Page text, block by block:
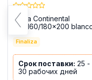
Cama Continental
140/160/180x200
Finaliza
Срок поставки: 25 -
30 рабочих дней